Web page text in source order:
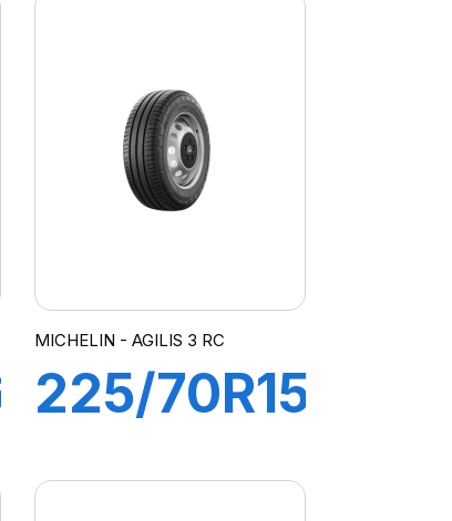
MICHELIN - AGILIS 3 RC
225/70R15C